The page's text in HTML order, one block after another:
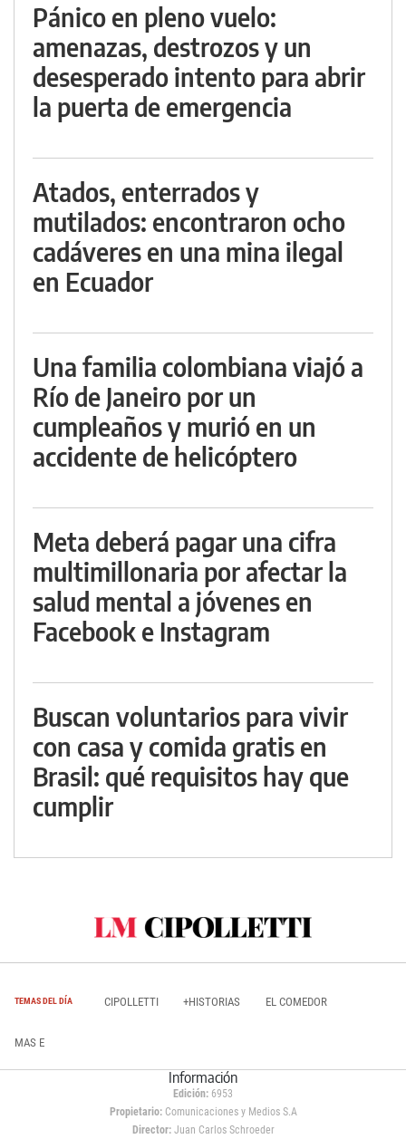
Pánico en pleno vuelo:
amenazas, destrozos y un
desesperado intento para abrir
la puerta de emergencia
Atados, enterrados y
mutilados: encontraron ocho
cadáveres en una mina ilegal
en Ecuador
Una familia colombiana viajó a
Río de Janeiro por un
cumpleaños y murió en un
accidente de helicóptero
Meta deberá pagar una cifra
multimillonaria por afectar la
salud mental a jóvenes en
Facebook e Instagram
Buscan voluntarios para vivir
con casa y comida gratis en
Brasil: qué requisitos hay que
cumplir
TEMAS DEL DÍA CIPOLLETTI +HISTORIAS EL COMEDOR
MAS E
Información
Edición: 6953
Propietario:Comunicaciones y Medios S.A
Director: Juan Carlos Schroeder